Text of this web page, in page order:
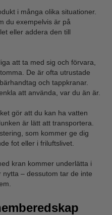
i många olika situationer.
du exempelvis är på
eller addera den till
att ta med sig och förvara,
De är ofta utrustade
och tappkranar.
att använda, var du än är.
gör att du kan ha vatten
är lätt att transportera.
som kommer ge dig
fot eller i friluftslivet.
kran kommer underlätta i
– dessutom tar de inte